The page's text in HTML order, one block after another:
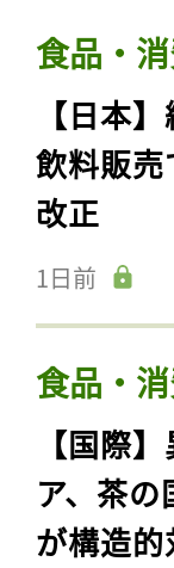
食品・
【日本
飲料販
改正
1日前
食品・
【国際
ア、茶
が構造